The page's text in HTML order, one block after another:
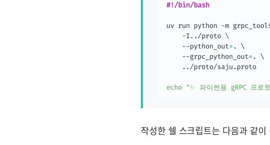
#!/bin/bash
uv run python -m
    -I
../proto \
    --python_out
= . \
    --grpc_python_out
= . \
../proto/saju.proto
echo "✨ 파이썬용 gRPC 프
작성한 쉘 스크립트는 다음과 같이